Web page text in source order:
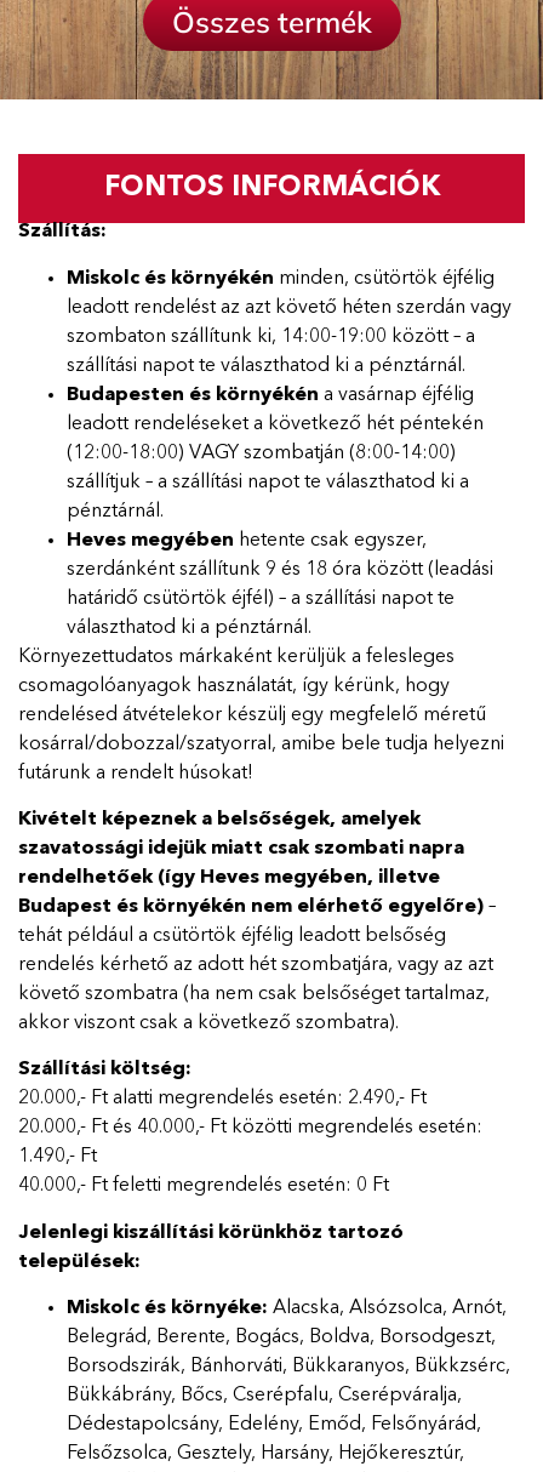
Összes termék
FONTOS INFORMÁCIÓK
Szállítás:
Miskolc és környékén minden, csütörtök éjfélig
leadott rendelést az azt követő héten szerdán vagy
szombaton szállítunk ki, 14:00-19:00 között – a
szállítási napot te választhatod ki a pénztárnál.
Budapesten és környékén a vasárnap éjfélig
leadott rendeléseket a következő hét péntekén
(12:00-18:00) VAGY szombatján (8:00-14:00)
szállítjuk – a szállítási napot te választhatod ki a
pénztárnál.
Heves megyében hetente csak egyszer,
szerdánként szállítunk 9 és 18 óra között (leadási
határidő csütörtök éjfél) – a szállítási napot te
választhatod ki a pénztárnál.
Környezettudatos márkaként kerüljük a felesleges
csomagolóanyagok használatát, így kérünk, hogy
rendelésed átvételekor készülj egy megfelelő méretű
kosárral/dobozzal/szatyorral, amibe bele tudja helyezni
futárunk a rendelt húsokat!
Kivételt képeznek a belsőségek, amelyek
szavatossági idejük miatt csak szombati napra
rendelhetőek (így Heves megyében, illetve
Budapest és környékén nem elérhető egyelőre) –
tehát például a csütörtök éjfélig leadott belsőség
rendelés kérhető az adott hét szombatjára, vagy az azt
követő szombatra (ha nem csak belsőséget tartalmaz,
akkor viszont csak a következő szombatra).
Szállítási költség:
20.000,- Ft alatti megrendelés esetén: 2.490,- Ft
20.000,- Ft és 40.000,- Ft közötti megrendelés esetén:
1.490,- Ft
40.000,- Ft feletti megrendelés esetén: 0 Ft
Jelenlegi kiszállítási körünkhöz tartozó
települések:
Miskolc és környéke: Alacska, Alsózsolca, Arnót,
Belegrád, Berente, Bogács, Boldva, Borsodgeszt,
Borsodszirák, Bánhorváti, Bükkaranyos, Bükkzsérc,
Bükkábrány, Bőcs, Cserépfalu, Cserépváralja,
Dédestapolcsány, Edelény, Emőd, Felsőnyárád,
Felsőzsolca, Gesztely, Harsány, Hejőkeresztúr,